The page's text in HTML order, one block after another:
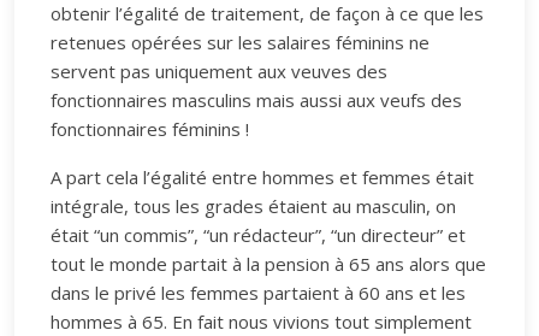
obtenir l’égalité de traitement, de façon à ce que les
retenues opérées sur les salaires féminins ne
servent pas uniquement aux veuves des
fonctionnaires masculins mais aussi aux veufs des
fonctionnaires féminins !
A part cela l’égalité entre hommes et femmes était
intégrale, tous les grades étaient au masculin, on
était “un commis”, “un rédacteur”, “un directeur” et
tout le monde partait à la pension à 65 ans alors que
dans le privé les femmes partaient à 60 ans et les
hommes à 65. En fait nous vivions tout simplement